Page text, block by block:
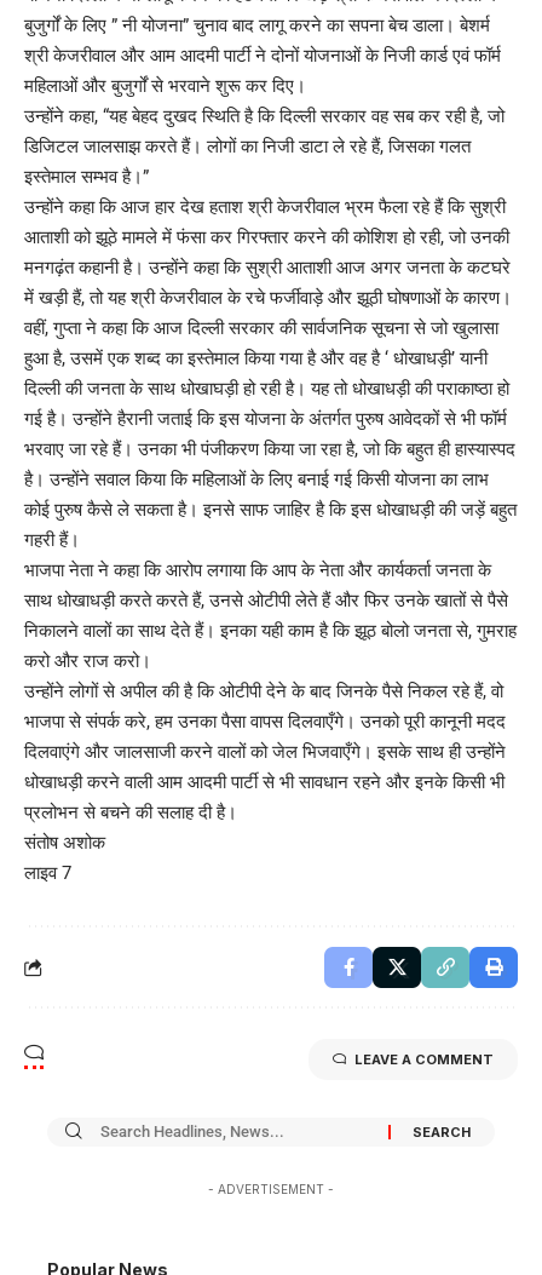
बुजुर्गों के लिए ” नी योजना” चुनाव बाद लागू करने का सपना बेच डाला। बेशर्म
श्री केजरीवाल और आम आदमी पार्टी ने दोनों योजनाओं के निजी कार्ड एवं फॉर्म
महिलाओं और बुजुर्गों से भरवाने शुरू कर दिए।
उन्होंने कहा, “यह बेहद दुखद स्थिति है कि दिल्ली सरकार वह सब कर रही है, जो
डिजिटल जालसाझ करते हैं। लोगों का निजी डाटा ले रहे हैं, जिसका गलत
इस्तेमाल सम्भव है।”
उन्होंने कहा कि आज हार देख हताश श्री केजरीवाल भ्रम फैला रहे हैं कि सुश्री
आताशी को झूठे मामले में फंसा कर गिरफ्तार करने की कोशिश हो रही, जो उनकी
मनगढ़ंत कहानी है। उन्होंने कहा कि सुश्री आताशी आज अगर जनता के कटघरे
में खड़ी हैं, तो यह श्री केजरीवाल के रचे फर्जीवाड़े और झूठी घोषणाओं के कारण।
वहीं, गुप्ता ने कहा कि आज दिल्ली सरकार की सार्वजनिक सूचना से जो खुलासा
हुआ है, उसमें एक शब्द का इस्तेमाल किया गया है और वह है ‘ धोखाधड़ी’ यानी
दिल्ली की जनता के साथ धोखाघड़ी हो रही है। यह तो धोखाधड़ी की पराकाष्ठा हो
गई है। उन्होंने हैरानी जताई कि इस योजना के अंतर्गत पुरुष आवेदकों से भी फॉर्म
भरवाए जा रहे हैं। उनका भी पंजीकरण किया जा रहा है, जो कि बहुत ही हास्यास्पद
है। उन्होंने सवाल किया कि महिलाओं के लिए बनाई गई किसी योजना का लाभ
कोई पुरुष कैसे ले सकता है। इनसे साफ जाहिर है कि इस धोखाधड़ी की जड़ें बहुत
गहरी हैं।
भाजपा नेता ने कहा कि आरोप लगाया कि आप के नेता और कार्यकर्ता जनता के
साथ धोखाधड़ी करते करते हैं, उनसे ओटीपी लेते हैं और फिर उनके खातों से पैसे
निकालने वालों का साथ देते हैं। इनका यही काम है कि झूठ बोलो जनता से, गुमराह
करो और राज करो।
उन्होंने लोगों से अपील की है कि ओटीपी देने के बाद जिनके पैसे निकल रहे हैं, वो
भाजपा से संपर्क करे, हम उनका पैसा वापस दिलवाएँगे। उनको पूरी कानूनी मदद
दिलवाएंगे और जालसाजी करने वालों को जेल भिजवाएँगे। इसके साथ ही उन्होंने
धोखाधड़ी करने वाली आम आदमी पार्टी से भी सावधान रहने और इनके किसी भी
प्रलोभन से बचने की सलाह दी है।
संतोष अशोक
लाइव 7
LEAVE A COMMENT
- ADVERTISEMENT -
Popular News